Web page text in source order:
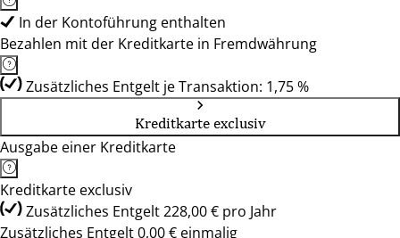
In der Kontoführung enthalten
Bezahlen mit der Kreditkarte in Fremdwährung
Zusätzliches Entgelt je Transaktion: 1,75 %
Kreditkarte exclusiv
Ausgabe einer Kreditkarte
Kreditkarte exclusiv
Zusätzliches Entgelt 228,00 € pro Jahr
Zusätzliches Entgelt 0,00 € einmalig